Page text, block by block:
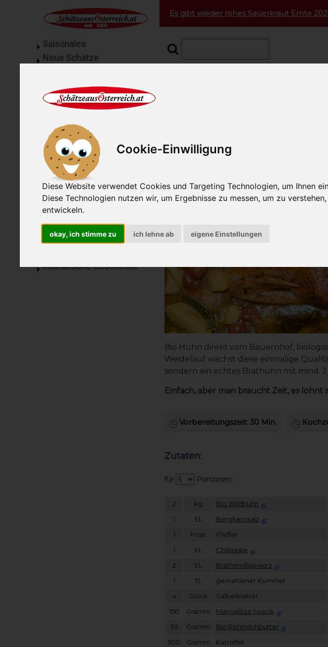
Cookie-Einwilligung
Diese Website verwendet Cookies und Targeting Technologien, um Ihnen
Diese Technologien nutzen wir, um Ergebnisse zu messen, um zu
entwickeln.
okay, ich stimme zu ich lehne ab eigene Einstellungen
Saisonales
Neue Schätze
Feinkost
Geflügel vom Bauernhof
Gourmetfleisch
Mangalitza Spezialitäten
Schinken
Wurst
Rohmilchbutter
Rohmilchkäse
Pralinen
Schokolade vom Bauernhof
Essen
Kulinarische Geschenke
Es gibt wieder rohes Sauerkraut Ernte
Bio Huhn direkt vom Bauernhof,
Weidelauf wächst diese einmalige
sondern ein echtes Brathuhn mit mind.
Einfach, aber man braucht Zeit, es lohnt
Vorbereitungszeit: 30 Min.
Zutaten:
für Portionen
2 kg
Bio Wildhuhn
1
EL
Bergkernsalz
1
Prise
Pfeffer
1
EL
Chilipaste
2
EL
Brathendlgewürz
1
TL
gemahlener Kümmel
4
Stück
Salbeiblätter
150
Gramm
Mangalitza Speck
30
Gramm
Bio Rohmilchbutter
500
Gramm
Kartoffel